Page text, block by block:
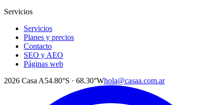
Servicios
Servicios
Planes y precios
Contacto
SEO y AEO
Páginas web
2026 Casa A54.80°S · 68.30°Whola@casaa.com.ar